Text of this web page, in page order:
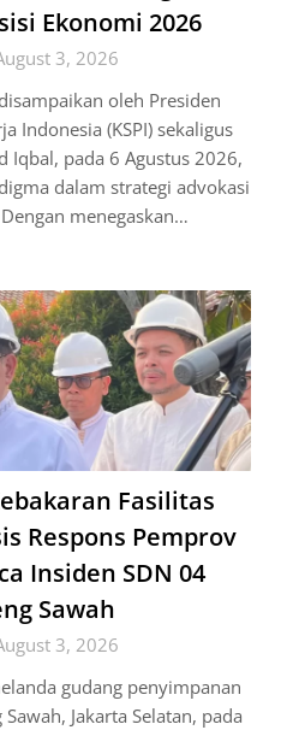
Ekonomi 2026
3, 2026
oleh Presiden
Indonesia (KSPI) sekaligus
Iqbal, pada 6 Agustus 2026,
dalam strategi advokasi
menegaskan…
Fasilitas
Respons Pemprov
Insiden SDN 04
Sawah
3, 2026
gudang penyimpanan
Jakarta Selatan, pada